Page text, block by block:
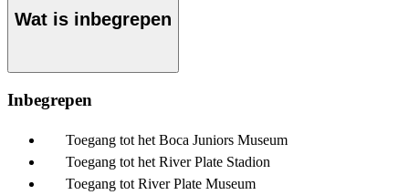
Wat is inbegrepen
Inbegrepen
Toegang tot het Boca Juniors Museum
Toegang tot het River Plate Stadion
Toegang tot River Plate Museum